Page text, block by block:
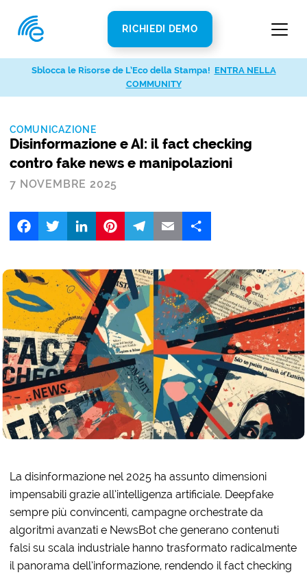
RICHIEDI DEMO
COMUNICAZIONE
Disinformazione e AI: il fact checking
contro fake news e manipolazioni
7 NOVEMBRE 2025
FacebookTwitter LinkedIn
La disinformazione nel 2025 ha assunto dimensioni
impensabili grazie all’intelligenza artificiale. Deepfake
sempre più convincenti, campagne orchestrate da
algoritmi avanzati e NewsBot che generano contenuti
falsi su scala industriale hanno trasformato radicalmente
il panorama dell’informazione, rendendo il fact checking
Sblocca le Risorse de L’Eco della Stampa! ENTRA NELLA
COMMUNITY